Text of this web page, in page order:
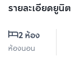
รายละเอียดยูนิต
2 ห้อง
ห้องนอน